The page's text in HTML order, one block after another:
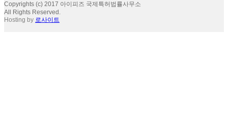
Copyrights (c) 2017 아이피즈 국제특허법률사무소
All Rights Reserved.
Hosting by 로사이트